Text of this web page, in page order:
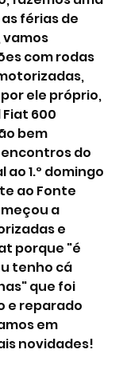
férias de
vamos
com rodas
ele próprio,
600
bem
do
ao 1.º domingo
ao Fonte
a
e
porque "é
tenho cá
que foi
e reparado
em
novidades!